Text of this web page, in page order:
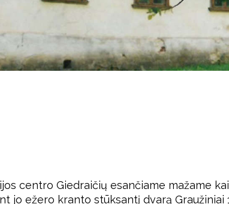
centro Giedraičių esančiame mažame
jo ežero kranto stūksantį dvarą